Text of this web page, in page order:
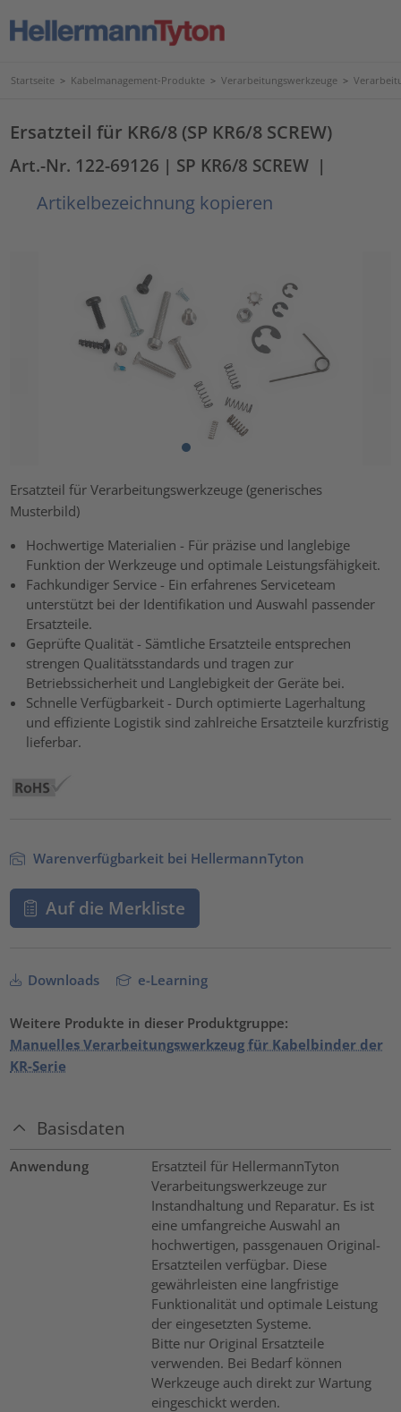
Startseite > Kabelmanagement-Produkte > Verarbeitungswerkzeuge >
Ersatzteil für KR6/8 (SP KR6/8 SCREW)
Art.-Nr. 122-69126 | SP KR6/8 SCREW |
Artikelbezeichnung kopieren
Ersatzteil für Verarbeitungswerkzeuge (generisches
Musterbild)
Hochwertige Materialien - Für präzise und langlebige
Funktion der Werkzeuge und optimale Leistungsfähigkeit.
Fachkundiger Service - Ein erfahrenes Serviceteam
unterstützt bei der Identifikation und Auswahl passender
Ersatzteile.
Geprüfte Qualität - Sämtliche Ersatzteile entsprechen
strengen Qualitätsstandards und tragen zur
Betriebssicherheit und Langlebigkeit der Geräte bei.
Schnelle Verfügbarkeit - Durch optimierte Lagerhaltung
und effiziente Logistik sind zahlreiche Ersatzteile kurzfristig
lieferbar.
Warenverfügbarkeit bei HellermannTyton
Auf die Merkliste
Downloads e-Learning
Weitere Produkte in dieser Produktgruppe:
Manuelles Verarbeitungswerkzeug für Kabelbinder der
KR-Serie
Basisdaten
Anwendung
Ersatzteil für HellermannTyton
Verarbeitungswerkzeuge zur
Instandhaltung und Reparatur. Es ist
eine umfangreiche Auswahl an
hochwertigen, passgenauen Original-
Ersatzteilen verfügbar. Diese
gewährleisten eine langfristige
Funktionalität und optimale Leistung
der eingesetzten Systeme.
Bitte nur Original Ersatzteile
verwenden. Bei Bedarf können
Werkzeuge auch direkt zur Wartung
eingeschickt werden.